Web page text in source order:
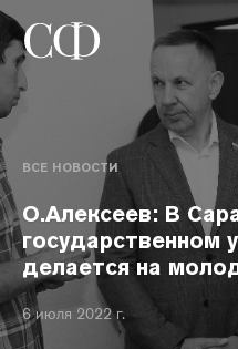
ВСЕ НОВОСТИ
О.Алексеев: В
государственном
делается на
6 июля 2022 г.